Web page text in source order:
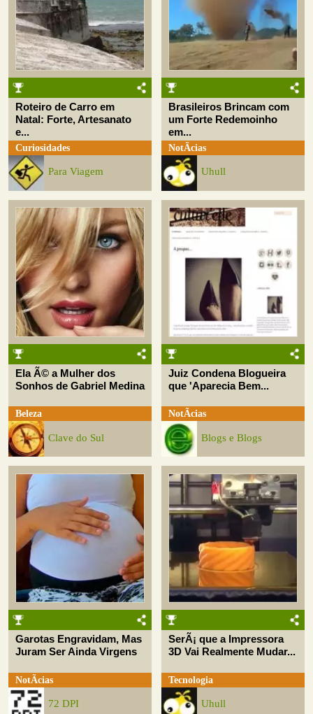
Roteiro de Carro em
Natal: Forte, Artesanato
e...
Curiosidades
Para Viagem
Brasileiros Brincam com
um Forte Redemoinho
em...
NotÃ­cias
Uhull
Ela Ã© a Mulher dos
Sonhos de Gabriel Medina
Beleza
Clave do Sul
Juiz Condena Blogueira
que 'Aparecia Bem...
NotÃ­cias
Blogs e Blogs
Garotas Engravidam, Mas
Juram Ser Ainda Virgens
NotÃ­cias
72 DPI
SerÃ¡ que a Impressora
3D Vai Realmente Mudar...
Tecnologia
Uhull